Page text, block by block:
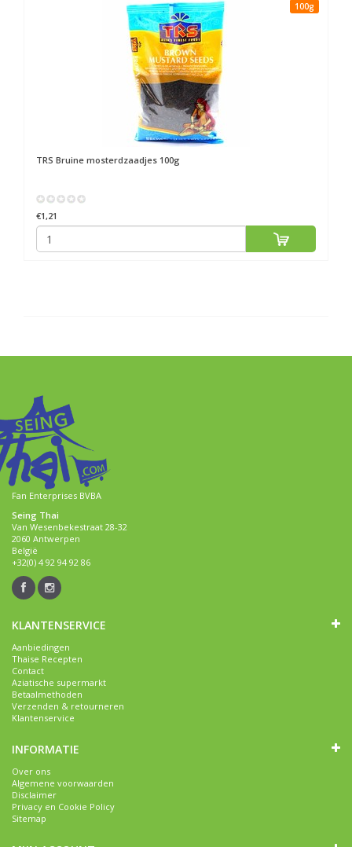
100g
TRS Bruine mosterdzaadjes 100g
€1,21
Fan Enterprises BVBA
Seing Thai
Van Wesenbekestraat 28-32
2060 Antwerpen
België
+32(0) 4 92 94 92 86
KLANTENSERVICE
Aanbiedingen
Thaise Recepten
Contact
Aziatische supermarkt
Betaalmethoden
Verzenden & retourneren
Klantenservice
INFORMATIE
Over ons
Algemene voorwaarden
Disclaimer
Privacy en Cookie Policy
Sitemap